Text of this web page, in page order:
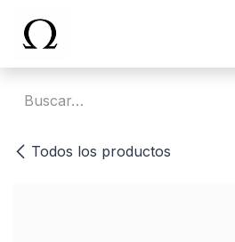
Todos los productos